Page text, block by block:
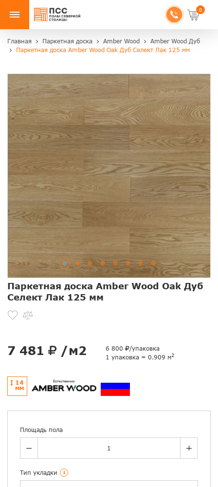
0
Главная Паркетная доска Amber Wood
Amber Wood Дуб
Паркетная доска Amber Wood Oak Дуб Селект Лак 125 мм
Паркетная доска Amber Wood Oak Дуб
Селект Лак 125 мм
7 481 /м2 6 800
/упаковка
1 упаковка = 0.909 м2
14
ММ
Площадь пола
Тип укладки i